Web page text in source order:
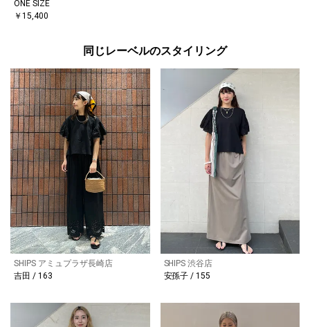
ONE SIZE
￥15,400
同じレーベルのスタイリング
SHIPS アミュプラザ長崎店
吉田 / 163
SHIPS 渋谷店
安孫子 / 155